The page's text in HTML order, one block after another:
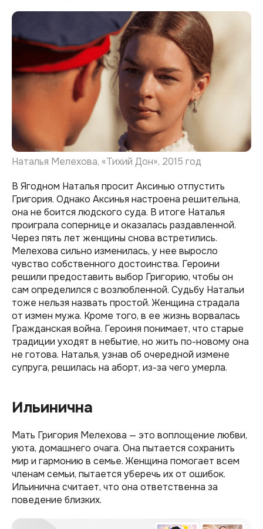
Наталья Мелехова, «Тихий Дон», 2015 год
В Ягодном Наталья просит Аксинью отпустить
Григория. Однако Аксинья настроена решительна,
она не боится людского суда. В итоге Наталья
проиграла сопернице и оказалась раздавленной.
Через пять лет женщины снова встретились.
Мелехова сильно изменилась, у нее выросло
чувство собственного достоинства. Героини
решили предоставить выбор Григорию, чтобы он
сам определился с возлюбленной. Судьбу Натальи
тоже нельзя назвать простой. Женщина страдала
от измен мужа. Кроме того, в ее жизнь ворвалась
Гражданская война. Героиня понимает, что старые
традиции уходят в небытие, но жить по-новому она
не готова. Наталья, узнав об очередной измене
супруга, решилась на аборт, из-за чего умерла.
Ильинична
Мать Григория Мелехова — это воплощение любви,
уюта, домашнего очага. Она пытается сохранить
мир и гармонию в семье. Женщина помогает всем
членам семьи, пытается уберечь их от ошибок.
Ильинична считает, что она ответственна за
поведение близких.